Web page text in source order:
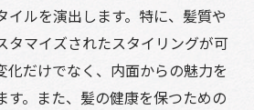
イルを演出します。特に、髪質や
タマイズされたスタイリングが可
化だけでなく、内面からの魅力を
す。また、髪の健康を保つための